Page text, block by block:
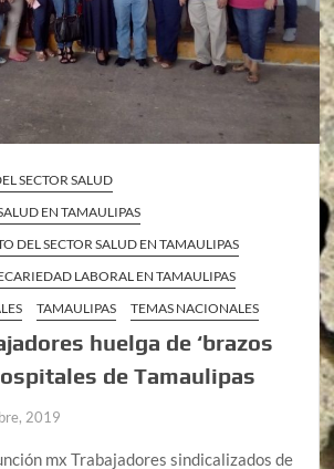
SECTOR SALUD
EN TAMAULIPAS
DEL SECTOR SALUD EN TAMAULIPAS
LABORAL EN TAMAULIPAS
TAMAULIPAS TEMAS NACIONALES
huelga de ‘brazos
de Tamaulipas
2019
mx Trabajadores sindicalizados de